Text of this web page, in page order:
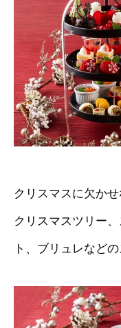
クリスマスに欠か
クリスマスツリー
ト、ブリュレなど